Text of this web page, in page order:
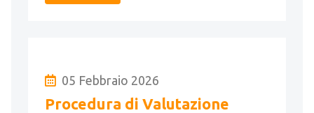
05 Febbraio 2026
Procedura di Valutazione